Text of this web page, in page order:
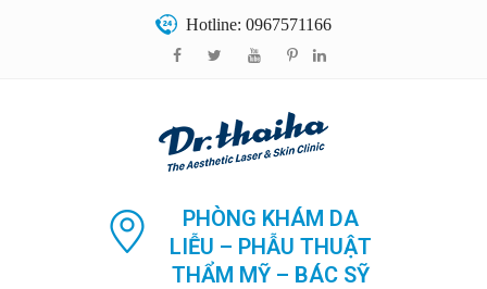
Hotline: 0967571166
PHÒNG KHÁM DA
LIỄU – PHẪU THUẬT
THẨM MỸ – BÁC SỸ